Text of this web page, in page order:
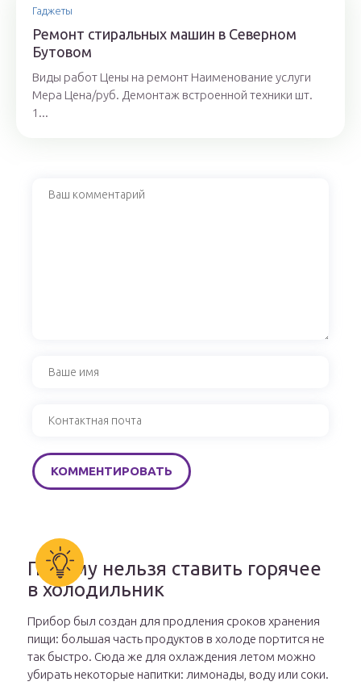
Гаджеты
Ремонт стиральных машин в Северном
Бутовом
Виды работ Цены на ремонт Наименование услуги
Мера Цена/руб. Демонтаж встроенной техники шт.
1...
Почему нельзя ставить горячее
в холодильник
Прибор был создан для продления сроков хранения
пищи: большая часть продуктов в холоде портится не
так быстро. Сюда же для охлаждения летом можно
убирать некоторые напитки: лимонады, воду или соки.